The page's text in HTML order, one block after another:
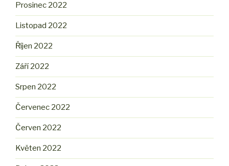
Prosinec 2022
Listopad 2022
Říjen 2022
Září 2022
Srpen 2022
Červenec 2022
Červen 2022
Květen 2022